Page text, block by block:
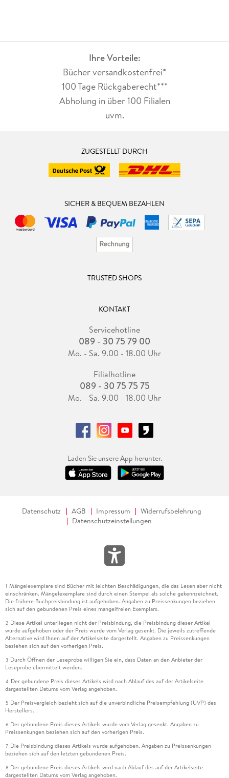
Ihre Vorteile:
Bücher versandkostenfrei*
100 Tage Rückgaberecht***
Abholung in über 100 Filialen
uvm.
ZUGESTELLT DURCH
SICHER & BEQUEM BEZAHLEN
TRUSTED SHOPS
KONTAKT
Servicehotline
089 - 30 75 79 00
Mo. - Sa. 9.00 - 18.00 Uhr
Filialhotline
089 - 30 75 75 75
Mo. - Sa. 9.00 - 18.00 Uhr
Laden Sie unsere App herunter.
Datenschutz AGB Impressum
Widerrufsbelehrung
Datenschutzeinstellungen
1 Mängelexemplare sind Bücher mit leichten Beschädigungen, die das Lesen aber nicht
einschränken. Mängelexemplare sind durch einen Stempel als solche gekennzeichnet.
Die frühere Buchpreisbindung ist aufgehoben. Angaben zu Preissenkungen beziehen
sich auf den gebundenen Preis eines mangelfreien Exemplars.
2 Diese Artikel unterliegen nicht der Preisbindung, die Preisbindung dieser Artikel
wurde aufgehoben oder der Preis wurde vom Verlag gesenkt. Die jeweils zutreffende
Alternative wird Ihnen auf der Artikelseite dargestellt. Angaben zu Preissenkungen
beziehen sich auf den vorherigen Preis.
3 Durch Öffnen der Leseprobe willigen Sie ein, dass Daten an den Anbieter der
Leseprobe übermittelt werden.
4 Der gebundene Preis dieses Artikels wird nach Ablauf des auf der Artikelseite
dargestellten Datums vom Verlag angehoben.
5 Der Preisvergleich bezieht sich auf die unverbindliche Preisempfehlung (UVP) des
Herstellers.
6 Der gebundene Preis dieses Artikels wurde vom Verlag gesenkt. Angaben zu
Preissenkungen beziehen sich auf den vorherigen Preis.
7 Die Preisbindung dieses Artikels wurde aufgehoben. Angaben zu Preissenkungen
beziehen sich auf den letzten gebundenen Preis.
8 Der gebundene Preis dieses Artikels wird nach Ablauf des auf der Artikelseite
dargestellten Datums vom Verlag angehoben.